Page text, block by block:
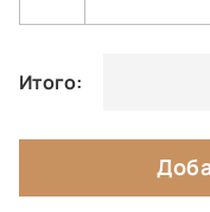
Итого: